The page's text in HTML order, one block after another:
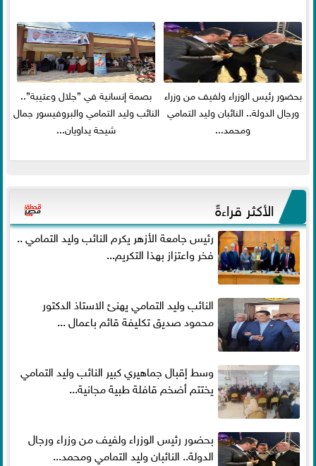
بحضور رئيس الوزراء ولفيف من وزراء
ورجال الدولة.. النائبان وليد التمامي
ومحمد...
بصمة إنسانية في ”جلال وعتيبة”..
النائب وليد التمامي والبروفيسور جمال
شيحة يداويان...
الأكثر قراءةً
رئيس جامعة الأزهر يكرم النائب وليد التمامي ..
فخر واعتزاز بهذا التكريم...
النائب وليد التمامي يهنئ الاستاذ الدكتور
محمود صديق تكليفة قائم باعمال ...
وسط إقبال جماهيري كبير النائب وليد التمامي
يختتم أضخم قافلة طبية مجانية...
بحضور رئيس الوزراء ولفيف من وزراء ورجال
الدولة.. النائبان وليد التمامي ومحمد...